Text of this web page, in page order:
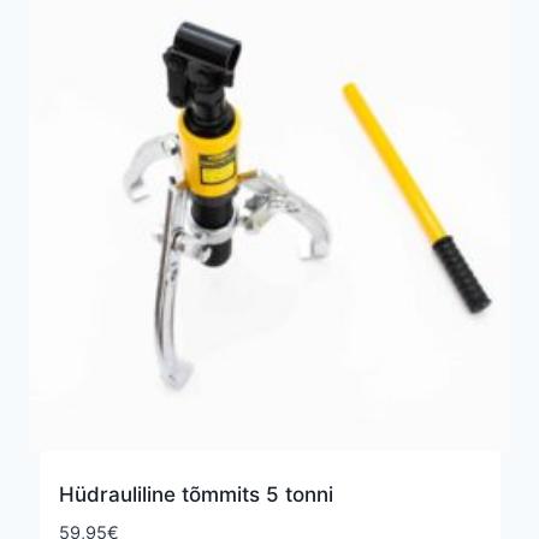
Hüdrauliline tõmmits 5 tonni
59,95€